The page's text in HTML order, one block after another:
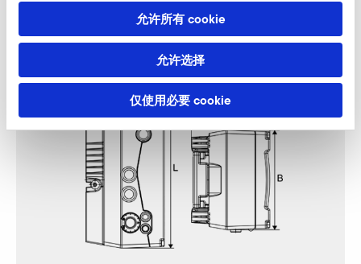
允许所有 cookie
允许选择
仅使用必要 cookie
Kostal Inveor （电磁相容性类别 C2，400 V 等
级）